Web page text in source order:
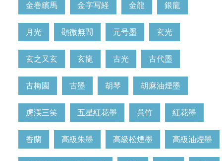
金巻繽馬 金字写経 金龍 銀龍
月光 顕微無間 元号墨 玄光
玄之又玄 玄龍 古光 古代墨
古梅園 古墨 胡琴 胡麻油煙墨
虎渓三笑 五星紅花墨 呉竹 紅花墨
香蘭 高級朱墨 高級松煙墨 高級油煙墨